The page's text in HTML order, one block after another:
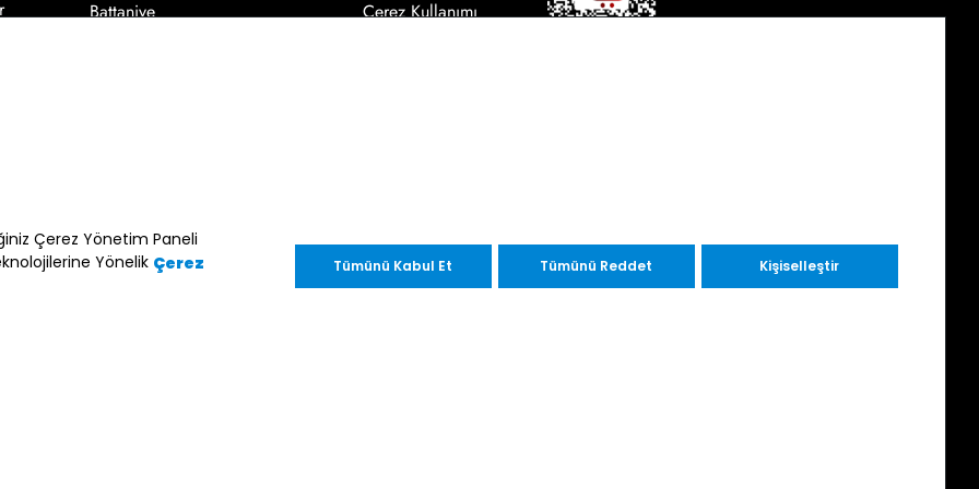
Battaniye
Çerez Kullanımı
adresine göndereceğiniz bir
Çerez Yönetim Paneli
Yönelik Çerez Tümünü Kabul Et Tümünü Reddet Kişiselleştir